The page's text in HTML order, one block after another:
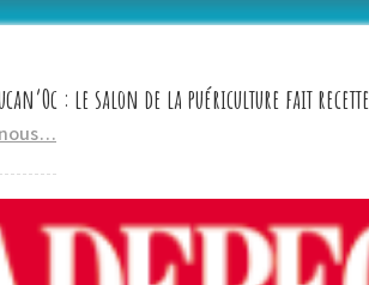
: le salon de la puériculture fait recette